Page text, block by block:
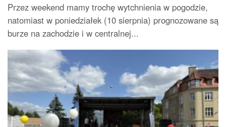
Przez weekend mamy trochę wytchnienia w pogodzie,
natomiast w poniedziałek (10 sierpnia) prognozowane są
burze na zachodzie i w centralnej...